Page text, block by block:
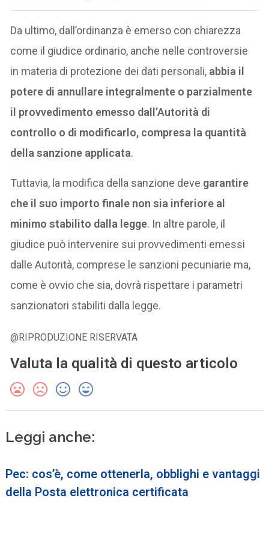
Da ultimo, dall’ordinanza è emerso con chiarezza
come il giudice ordinario, anche nelle controversie
in materia di protezione dei dati personali, abbia il
potere di annullare integralmente o parzialmente
il provvedimento emesso dall’Autorità di
controllo o di modificarlo, compresa la quantità
della sanzione applicata.
Tuttavia, la modifica della sanzione deve garantire
che il suo importo finale non sia inferiore al
minimo stabilito dalla legge. In altre parole, il
giudice può intervenire sui provvedimenti emessi
dalle Autorità, comprese le sanzioni pecuniarie ma,
come è ovvio che sia, dovrà rispettare i parametri
sanzionatori stabiliti dalla legge.
@RIPRODUZIONE RISERVATA
Valuta la qualità di questo articolo
Leggi anche:
Pec: cos’è, come ottenerla, obblighi e vantaggi
della Posta elettronica certificata